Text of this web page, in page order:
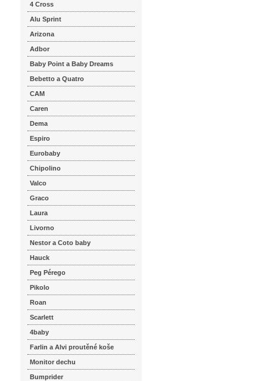
4 Cross
Alu Sprint
Arizona
Adbor
Baby Point a Baby Dreams
Bebetto a Quatro
CAM
Caren
Dema
Espiro
Eurobaby
Chipolino
Valco
Graco
Laura
Livorno
Nestor a Coto baby
Hauck
Peg Pérego
Pikolo
Roan
Scarlett
4baby
Farlin a Alvi proutěné koše
Monitor dechu
Bumprider